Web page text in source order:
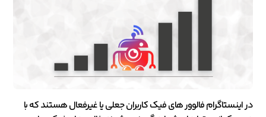
در اینستاگرام فالوور های فیک کاربران جعلی یا غیرفعال هستند که با